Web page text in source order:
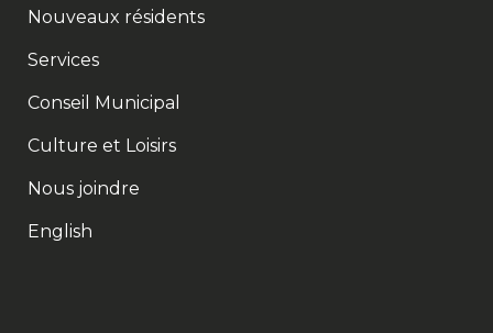
Nouveaux résidents
Services
Conseil Municipal
Culture et Loisirs
Nous joindre
English